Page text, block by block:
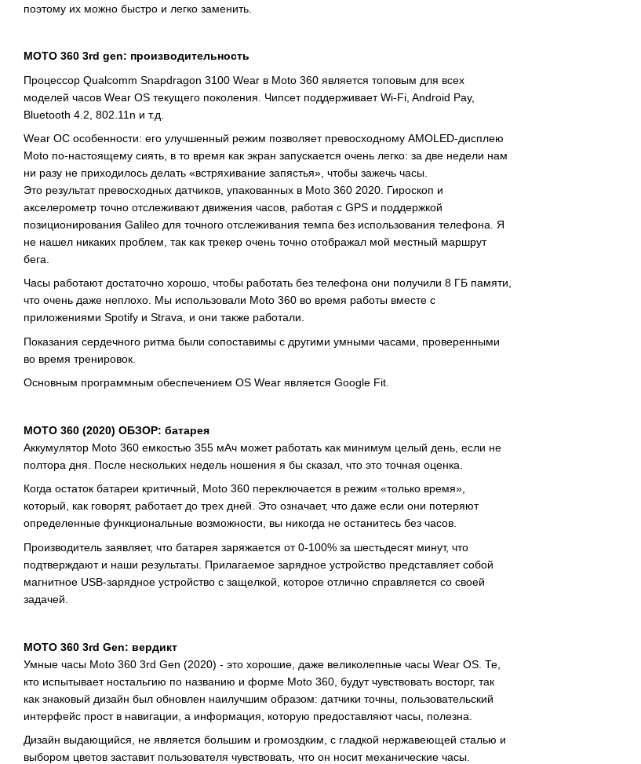
поэтому их можно быстро и легко заменить.
MOTO 360 3rd gen: производительность
Процессор Qualcomm Snapdragon 3100 Wear в Moto 360 является топовым для всех
моделей часов Wear OS текущего поколения. Чипсет поддерживает Wi-Fi, Android Pay,
Bluetooth 4.2, 802.11n и т.д.
Wear ОС особенности: его улучшенный режим позволяет превосходному AMOLED-дисплею
Moto по-настоящему сиять, в то время как экран запускается очень легко: за две недели нам
ни разу не приходилось делать «встряхивание запястья», чтобы зажечь часы.
Это результат превосходных датчиков, упакованных в Moto 360 2020. Гироскоп и
акселерометр точно отслеживают движения часов, работая с GPS и поддержкой
позиционирования Galileo для точного отслеживания темпа без использования телефона. Я
не нашел никаких проблем, так как трекер очень точно отображал мой местный маршрут
бега.
Часы работают достаточно хорошо, чтобы работать без телефона они получили 8 ГБ памяти,
что очень даже неплохо. Мы использовали Moto 360 во время работы вместе с
приложениями Spotify и Strava, и они также работали.
Показания сердечного ритма были сопоставимы с другими умными часами, проверенными
во время тренировок.
Основным программным обеспечением OS Wear является Google Fit.
MOTO 360 (2020) ОБЗОР: батарея
Аккумулятор Moto 360 емкостью 355 мАч может работать как минимум целый день, если не
полтора дня. После нескольких недель ношения я бы сказал, что это точная оценка.
Когда остаток батареи критичный, Moto 360 переключается в режим «только время»,
который, как говорят, работает до трех дней. Это означает, что даже если они потеряют
определенные функциональные возможности, вы никогда не останитесь без часов.
Производитель заявляет, что батарея заряжается от 0-100% за шестьдесят минут, что
подтверждают и наши результаты. Прилагаемое зарядное устройство представляет собой
магнитное USB-зарядное устройство с защелкой, которое отлично справляется со своей
задачей.
MOTO 360 3rd Gen: вердикт
Умные часы Moto 360 3rd Gen (2020) - это хорошие, даже великолепные часы Wear OS. Те,
кто испытывает ностальгию по названию и форме Moto 360, будут чувствовать восторг, так
как знаковый дизайн был обновлен наилучшим образом: датчики точны, пользовательский
интерфейс прост в навигации, а информация, которую предоставляют часы, полезна.
Дизайн выдающийся, не является большим и громоздким, с гладкой нержавеющей сталью и
выбором цветов заставит пользователя чувствовать, что он носит механические часы.